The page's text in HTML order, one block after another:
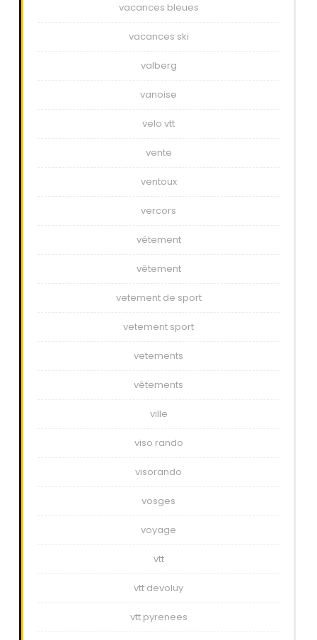
vacances bleues
vacances ski
valberg
vanoise
velo vtt
vente
ventoux
vercors
vétement
vêtement
vetement de sport
vetement sport
vetements
vêtements
ville
viso rando
visorando
vosges
voyage
vtt
vtt devoluy
vtt pyrenees